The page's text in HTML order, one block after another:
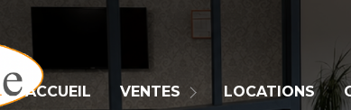
ACCUEIL VENTES
Nos Biens En VentesLOCATIONS